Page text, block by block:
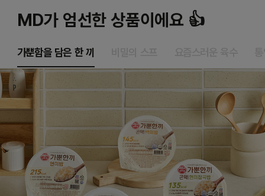
MD가 엄선한 상품이에요 👍
가뿐함을 담은 한 끼